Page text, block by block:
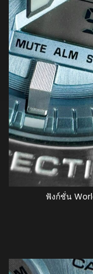
ฟังก์ชั่น